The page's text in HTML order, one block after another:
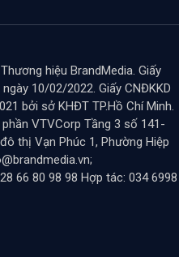
hiệu BrandMedia. Giấy
10/02/2022. Giấy CNĐKKD
bởi sở KHĐT TP.Hồ Chí Minh.
VTVCorp Tầng 3 số 141-
thị Vạn Phúc 1, Phường Hiệp
66 80 98 98 Hợp tác: 034 6998